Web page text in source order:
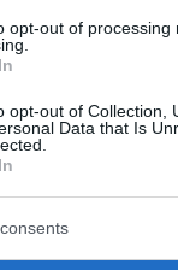
opt-out of
opt-out of Collection,
Data that Is
was
officer…